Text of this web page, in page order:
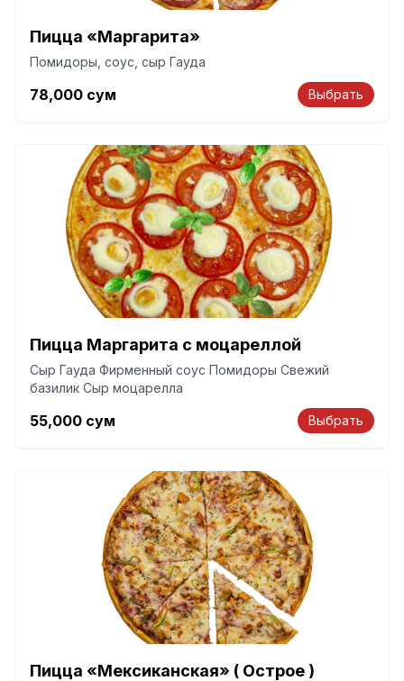
Пицца «Маргарита»
Помидоры, соус, сыр Гауда
78,000 сум Выбрать
Пицца Маргарита с моцареллой
Сыр Гауда Фирменный соус Помидоры Свежий
базилик Сыр моцарелла
55,000 сум Выбрать
Пицца «Мексиканская» ( Острое )